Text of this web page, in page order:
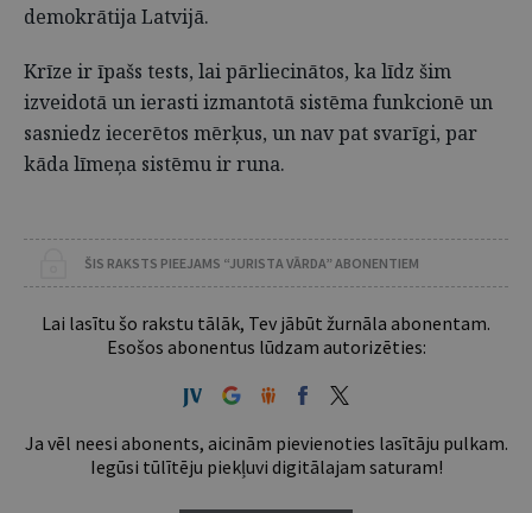
demokrātija Latvijā.
Krīze ir īpašs tests, lai pārliecinātos, ka līdz šim
izveidotā un ierasti izmantotā sistēma funkcionē un
sasniedz iecerētos mērķus, un nav pat svarīgi, par
kāda līmeņa sistēmu ir runa.
ŠIS RAKSTS PIEEJAMS “JURISTA VĀRDA” ABONENTIEM
Lai lasītu šo rakstu tālāk, Tev jābūt žurnāla abonentam.
Esošos abonentus lūdzam autorizēties:
Ja vēl neesi abonents, aicinām pievienoties lasītāju pulkam.
Iegūsi tūlītēju piekļuvi digitālajam saturam!